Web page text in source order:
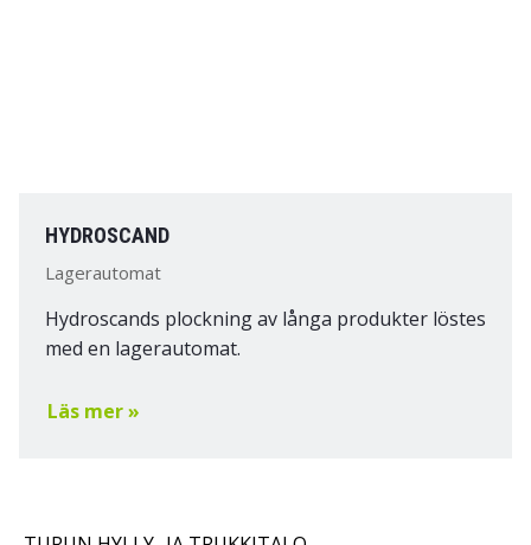
HYDROSCAND
Lagerautomat
Hydroscands plockning av långa produkter löstes
med en lagerautomat.
Läs mer »